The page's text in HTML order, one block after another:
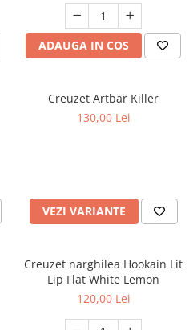
ADAUGA IN COS
Creuzet Artbar Killer
130,00 Lei
VEZI VARIANTE
Creuzet narghilea Hookain Lit
Lip Flat White Lemon
120,00 Lei